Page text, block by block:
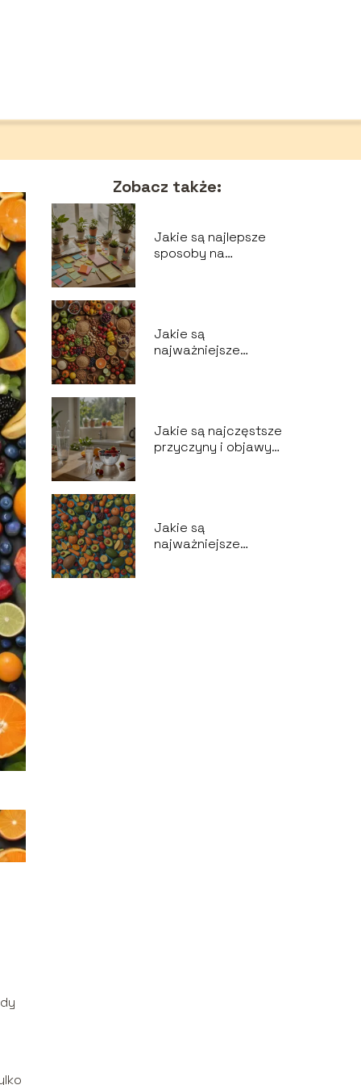
Zobacz także:
Jakie są najlepsze
sposoby na
Jakie są
najważniejsze
Jakie są najczęstsze
przyczyny i objawy
Jakie są
najważniejsze